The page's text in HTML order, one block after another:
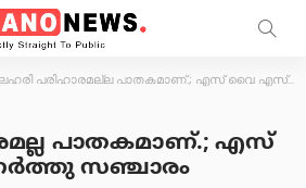
ലഹരി പരിഹാരമല്ല പാതകമാണ്.; എസ് വൈ എസ് ഉണര്‍ത്തു സഞ്ചാരം പദയാത്ര
പാതകമാണ്.; എസ്
സഞ്ചാരം